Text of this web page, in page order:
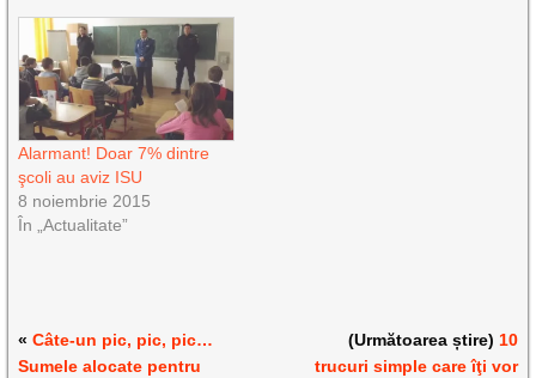
Alarmant! Doar 7% dintre
şcoli au aviz ISU
8 noiembrie 2015
În „Actualitate”
«Câte-un pic, pic, pic…
Sumele alocate pentru
(Următoarea știre) 10
trucuri simple care îţi vor